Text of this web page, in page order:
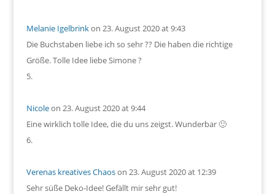
Melanie Igelbrinkon 23. August 2020 at 9:43
Die Buchstaben liebe ich so sehr ?? Die haben die richtige
Größe. Tolle Idee liebe Simone ?
Nicoleon 23. August 2020 at 9:44
Eine wirklich tolle Idee, die du uns zeigst. Wunderbar 🙂
Verenas kreatives Chaoson 23. August 2020 at 12:39
Sehr süße Deko-Idee! Gefällt mir sehr gut!